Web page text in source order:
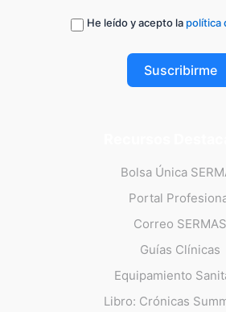
He leído y acepto la política
Suscribirme
Bolsa Única
Portal
Correo SERMAS
Guías Clínicas
Equipamiento
Libro: Crónicas